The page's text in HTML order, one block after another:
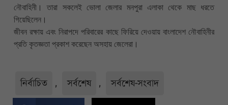
নৌবাহিনী। তারা সকলেই ভোলা জেলার মনপুরা এলাকা থেকে মাছ ধরতে
গিয়েছিলেন।
জীবন রক্ষায় এবং নিরাপদে পরিবারের কাছে ফিরিয়ে দেওয়ায় বাংলাদেশ নৌবাহিনীর
প্রতি কৃতজ্ঞতা প্রকাশ করেছেন অসহায় জেলেরা।
নির্বাচিত , সর্বশেষ , সর্বশেষ-সংবাদ